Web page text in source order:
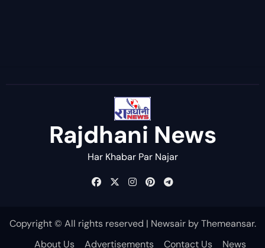
Rajdhani News
Har Khabar Par Najar
Copyright © All rights reserved | NewsairbyThemeansar.
About Us
Advertisements Contact Us News